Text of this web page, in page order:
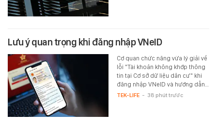
Lưu ý quan trọng khi đăng nhập VNeID
Cơ quan chức năng vừa lý giải về
lỗi "Tài khoản không khớp thông
tin tại Cơ sở dữ liệu dân cư" khi
đăng nhập VNeID và hướng dẫn…
TEK-LIFE - 38 phút trước